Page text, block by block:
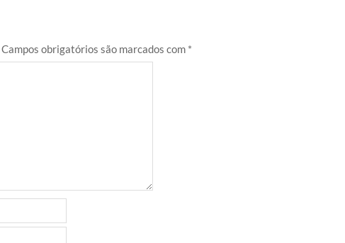
Campos obrigatórios são marcados com *